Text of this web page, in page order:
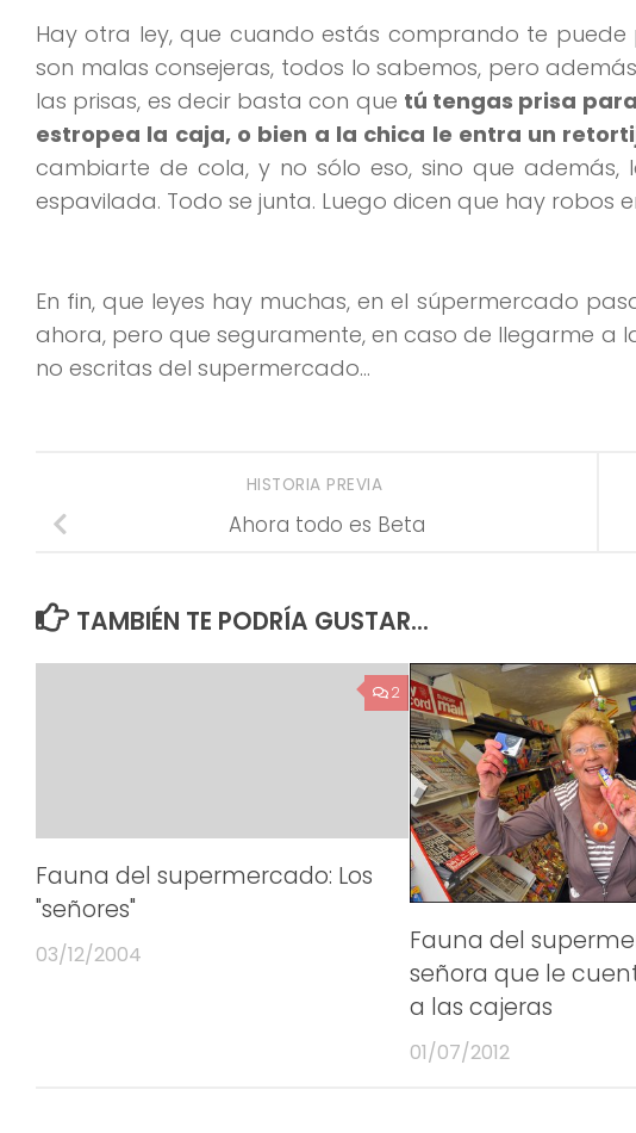
Hay otra ley, que cuando estás comprando te puede
son malas consejeras, todos lo sabemos, pero
las prisas, es decir basta con que tú tengas prisa
estropea la caja, o bien a la chica le entra un
cambiarte de cola, y no sólo eso, sino que
espavilada. Todo se junta. Luego dicen que hay robos
En fin, que leyes hay muchas, en el súpermercado
ahora, pero que seguramente, en caso de llegarme a
no escritas del supermercado…
HISTORIA PREVIA
Ahora todo es Beta
TAMBIÉN TE PODRÍA GUSTAR...
2
Fauna del supermercado: Los
"señores"
03/12/2004
Fauna del
señora que le
a las cajeras
01/07/2012